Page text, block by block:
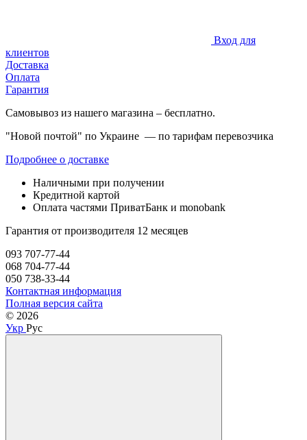
Вход для
клиентов
Доставка
Оплата
Гарантия
Самовывоз из нашего магазина – бесплатно.
"Новой почтой" по Украине — по тарифам перевозчика
Подробнее о доставке
Наличными при получении
Кредитной картой
Оплата частями ПриватБанк и monobank
Гарантия от производителя 12 месяцев
093 707-77-44
068 704-77-44
050 738-33-44
Контактная информация
Полная версия сайта
© 2026
Укр Рус